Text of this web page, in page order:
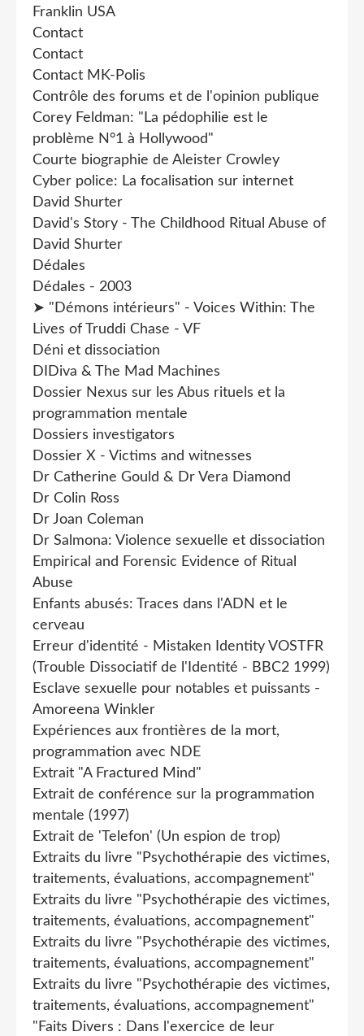
Franklin USA
Contact
Contact
Contact MK-Polis
Contrôle des forums et de l'opinion publique
Corey Feldman: "La pédophilie est le
problème N°1 à Hollywood"
Courte biographie de Aleister Crowley
Cyber police: La focalisation sur internet
David Shurter
David's Story - The Childhood Ritual Abuse of
David Shurter
Dédales
Dédales - 2003
➤ "Démons intérieurs" - Voices Within: The
Lives of Truddi Chase - VF
Déni et dissociation
DIDiva & The Mad Machines
Dossier Nexus sur les Abus rituels et la
programmation mentale
Dossiers investigators
Dossier X - Victims and witnesses
Dr Catherine Gould & Dr Vera Diamond
Dr Colin Ross
Dr Joan Coleman
Dr Salmona: Violence sexuelle et dissociation
Empirical and Forensic Evidence of Ritual
Abuse
Enfants abusés: Traces dans l'ADN et le
cerveau
Erreur d'identité - Mistaken Identity VOSTFR
(Trouble Dissociatif de l'Identité - BBC2 1999)
Esclave sexuelle pour notables et puissants -
Amoreena Winkler
Expériences aux frontières de la mort,
programmation avec NDE
Extrait "A Fractured Mind"
Extrait de conférence sur la programmation
mentale (1997)
Extrait de 'Telefon' (Un espion de trop)
Extraits du livre "Psychothérapie des victimes,
traitements, évaluations, accompagnement"
Extraits du livre "Psychothérapie des victimes,
traitements, évaluations, accompagnement"
Extraits du livre "Psychothérapie des victimes,
traitements, évaluations, accompagnement"
Extraits du livre "Psychothérapie des victimes,
traitements, évaluations, accompagnement"
"Faits Divers : Dans l'exercice de leur